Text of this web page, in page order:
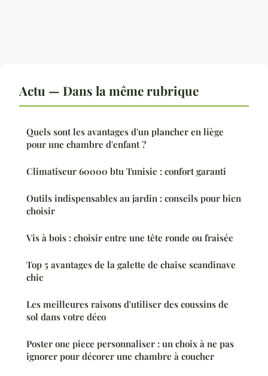
Actu — Dans la même rubrique
Quels sont les avantages d'un plancher en liège
pour une chambre d'enfant ?
Climatiseur 60000 btu Tunisie : confort garanti
Outils indispensables au jardin : conseils pour bien
choisir
Vis à bois : choisir entre une tête ronde ou fraisée
Top 5 avantages de la galette de chaise scandinave
chic
Les meilleures raisons d'utiliser des coussins de
sol dans votre déco
Poster one piece personnaliser : un choix à ne pas
ignorer pour décorer une chambre à coucher